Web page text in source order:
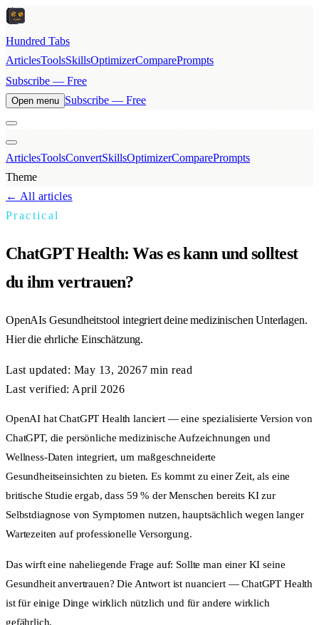
Hundred Tabs
ArticlesToolsSkillsOptimizerComparePrompts
Subscribe — Free
Open menu Subscribe — Free
ArticlesToolsConvertSkillsOptimizerComparePrompts
Theme
← All articles
Practical
ChatGPT Health: Was es kann und solltest
du ihm vertrauen?
OpenAIs Gesundheitstool integriert deine medizinischen Unterlagen.
Hier die ehrliche Einschätzung.
Last updated: May 13, 20267 min read
Last verified: April 2026
OpenAI hat ChatGPT Health lanciert — eine spezialisierte Version von
ChatGPT, die persönliche medizinische Aufzeichnungen und
Wellness-Daten integriert, um maßgeschneiderte
Gesundheitseinsichten zu bieten. Es kommt zu einer Zeit, als eine
britische Studie ergab, dass 59 % der Menschen bereits KI zur
Selbstdiagnose von Symptomen nutzen, hauptsächlich wegen langer
Wartezeiten auf professionelle Versorgung.
Das wirft eine naheliegende Frage auf: Sollte man einer KI seine
Gesundheit anvertrauen? Die Antwort ist nuanciert — ChatGPT Health
ist für einige Dinge wirklich nützlich und für andere wirklich
gefährlich.